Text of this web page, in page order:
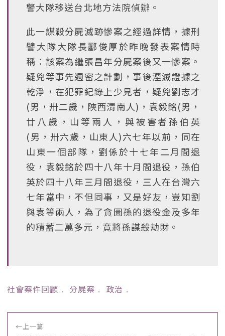
警大隊移送台北地方法院偵辦。
此一謀殺分屍滅跡慘案之經過詳情，據刑
譬大隊大隊長酈俊厚於昨晚發表案情時
稱：該案為繼張昌年分屍案後又一慘案。
疑兇等事先週密之計劃，事後湮滅證據之
乾淨，在犯罪紀錄上少見者，疑兇劉志才
(男，卅二歲，陝西渭南人)，袁毅銘(男，
廿八歲，山等兩人，與被害者孫伯英
(男，卅六歲，山東人)六七年以前，同在
山東一個部隊，劉係於十七年二月間退
役，袁毅銘於四十八年十月間退役，孫伯
英於四十八年三月間退役，三人在台灣六
七年當中，不但同事，又是好友，豈知劉
與袁等兩人，為了貪圖孫的退役金及多年
的積蓄二萬多元，竟將孫謀殺劫財。
社會案件回顧 ﹒ 分屍案 ﹒ 政治 ﹒
←上一篇